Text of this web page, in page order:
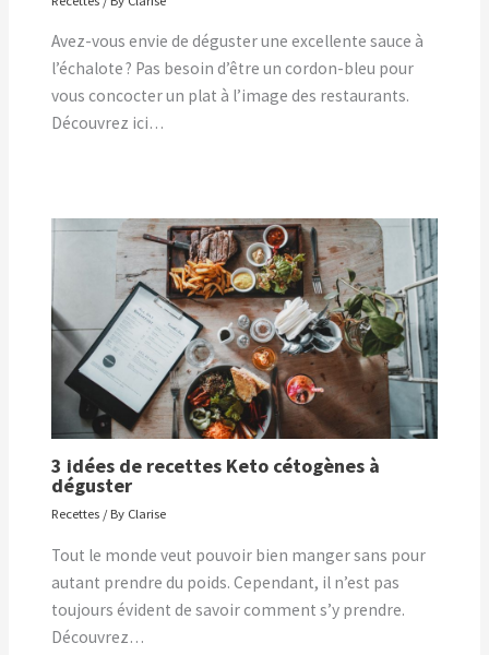
Avez-vous envie de déguster une excellente sauce à
l’échalote ? Pas besoin d’être un cordon-bleu pour
vous concocter un plat à l’image des restaurants.
Découvrez ici…
3 idées de recettes Keto cétogènes à
déguster
Recettes / By Clarise
Tout le monde veut pouvoir bien manger sans pour
autant prendre du poids. Cependant, il n’est pas
toujours évident de savoir comment s’y prendre.
Découvrez…